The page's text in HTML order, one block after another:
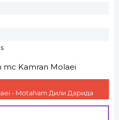
mc Kamran Molaei
- Motaham Дили Дарида